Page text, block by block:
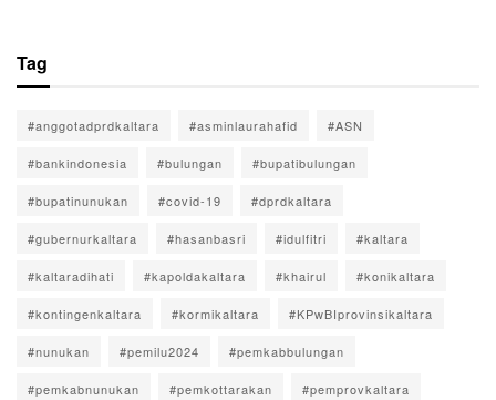
Tag
#anggotadprdkaltara #asminlaurahafid #ASN
#bankindonesia #bulungan #bupatibulungan
#bupatinunukan #covid-19 #dprdkaltara
#gubernurkaltara #hasanbasri #idulfitri #kaltara
#kaltaradihati #kapoldakaltara #khairul #konikaltara
#kontingenkaltara #kormikaltara #KPwBIprovinsikaltara
#nunukan #pemilu2024 #pemkabbulungan
#pemkabnunukan #pemkottarakan #pemprovkaltara